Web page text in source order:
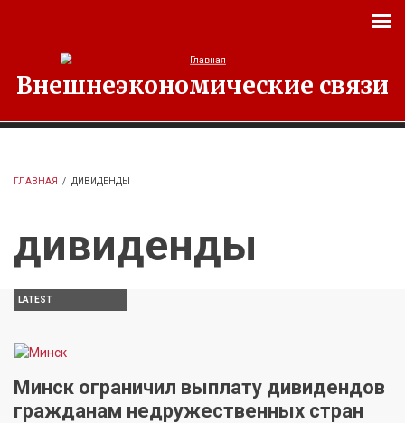
Внешнеэкономические связи
ГЛАВНАЯ / ДИВИДЕНДЫ
дивиденды
LATEST
Минск ограничил выплату дивидендов
гражданам недружественных стран